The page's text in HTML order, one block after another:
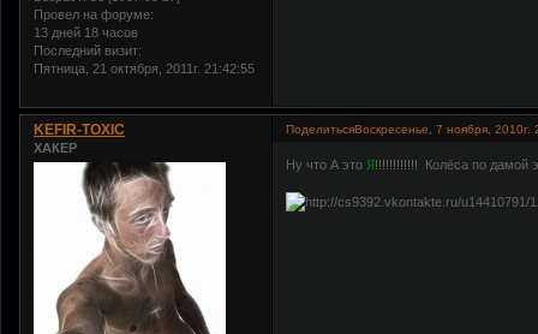
Провел на форуме:
13 дней 18 часов
Последний визит:
Пятница, 21 октября, 2011г. 21:42:55
ПоделитьсяВоскресенье, 7 ноября, 2010г.
KEFIR-TOXIC
ХАКЕР
Ну что А это Я!!!!!!!!!!!! Колёса по дамой